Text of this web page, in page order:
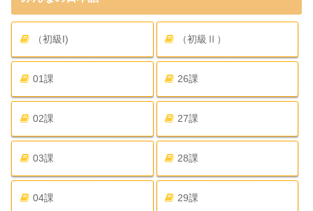
（初級I) （初級Ⅱ）
01課 26課
02課 27課
03課 28課
04課 29課